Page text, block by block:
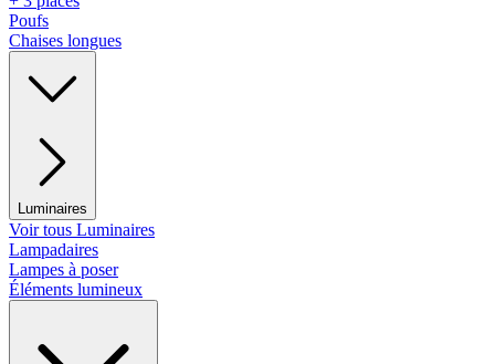
Poufs
Chaises longues
Luminaires
Voir tous Luminaires
Lampadaires
Lampes à poser
Éléments lumineux